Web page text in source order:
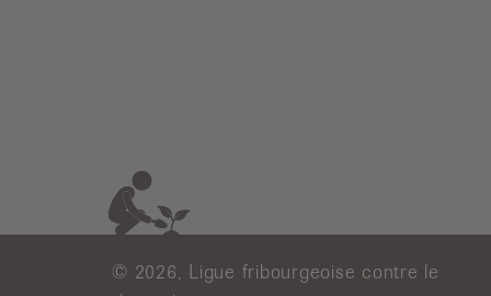
© 2026, Ligue fribourgeoise contre le